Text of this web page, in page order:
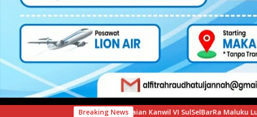
Breaking News
Kanwil VI SulSelBarRa Maluku Luncurkan Program PANDE